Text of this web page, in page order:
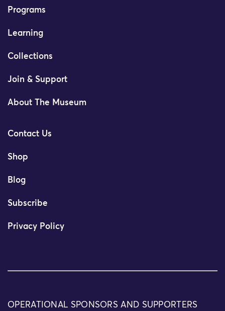
Programs
Learning
Collections
Join & Support
About The Museum
Contact Us
Shop
Blog
Subscribe
Privacy Policy
OPERATIONAL SPONSORS AND SUPPORTERS